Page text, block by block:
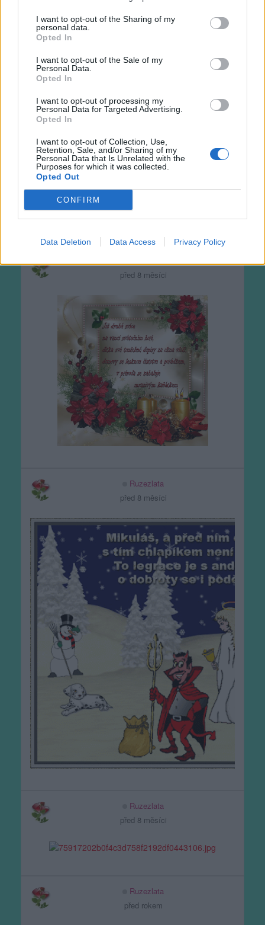
I want to opt-out of the Sharing of my
personal data.
Opted In
I want to opt-out of the Sale of my
Personal Data.
Opted In
I want to opt-out of processing my
Personal Data for Targeted Advertising.
Opted In
I want to opt-out of Collection, Use,
Retention, Sale, and/or Sharing of my
Personal Data that Is Unrelated with the
Purposes for which it was collected.
Opted Out
CONFIRM
Data Deletion Data Access Privacy Policy
Ruzezlata
před 8 měsíci
Ruzezlata
před 8 měsíci
Ruzezlata
před 8 měsíci
Ruzezlata
před rokem